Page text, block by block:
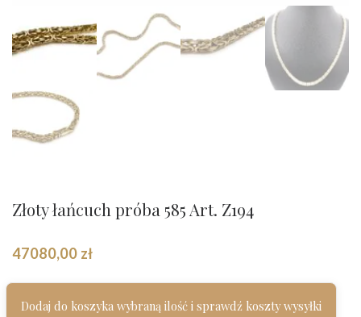
Złoty łańcuch próba 585 Art. Z194
47080,00 zł
Dodaj do koszyka wybraną ilość i sprawdź koszty wysyłki